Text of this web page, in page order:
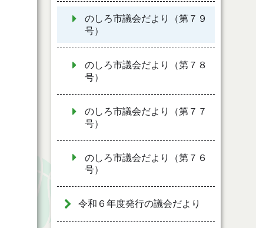
のしろ市議会だより（第７９
号）
のしろ市議会だより（第７８
号）
のしろ市議会だより（第７７
号）
のしろ市議会だより（第７６
号）
令和６年度発行の議会だより